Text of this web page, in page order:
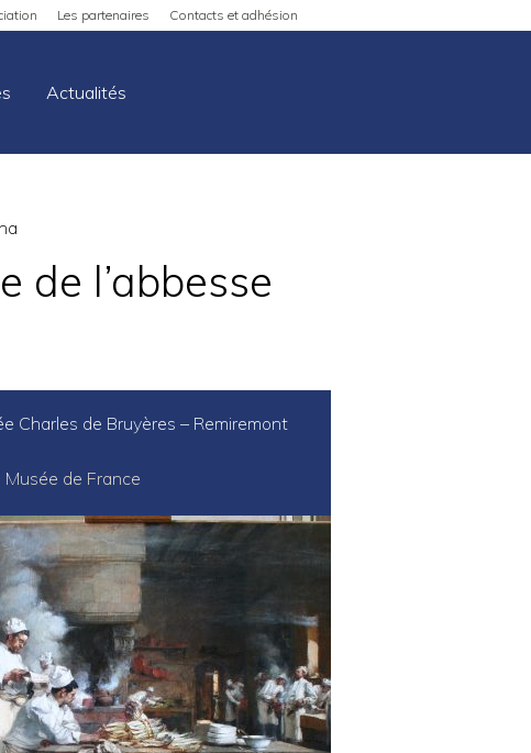
Les partenaires Contacts et adhésion
Actualités
de l’abbesse
Charles de Bruyères – Remiremont
Musée de France